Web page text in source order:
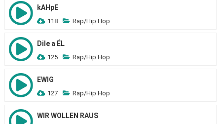
kAHpE
118 Rap/Hip Hop
Dile a ÉL
125 Rap/Hip Hop
EWIG
127 Rap/Hip Hop
WIR WOLLEN RAUS